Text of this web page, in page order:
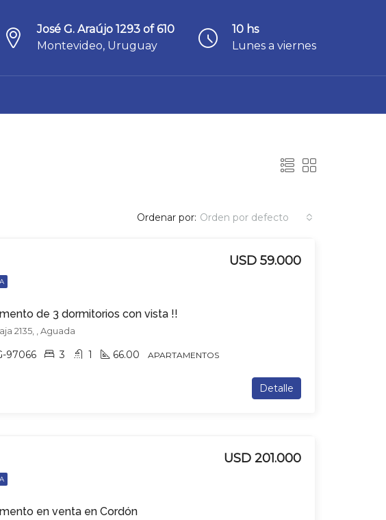
José G. Araújo 1293 of 610
Montevideo, Uruguay
10 hs
Lunes a viernes
Ordenar por: Orden por defecto
de 3 dormitorios con vista !!
USD 59.000
2135, , Aguada
97066 3 1 66.00 APARTAMENTOS
Detalle
en venta en Cordón
USD 201.000